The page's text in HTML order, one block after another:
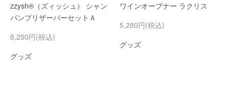
zzysh®（ズィッシュ） シャン
パンプリザーバーセットＡ
8,250円(税込)
グッズ
ワインオープナー ラクリス
5,280円(税込)
グッズ